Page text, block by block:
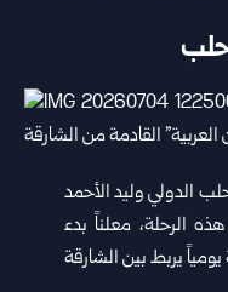
حلب
الدولي وليد الأحمد
الرحلة، معلناً بدء
يربط بين الشارقة